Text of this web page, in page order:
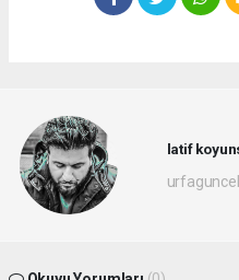
latif